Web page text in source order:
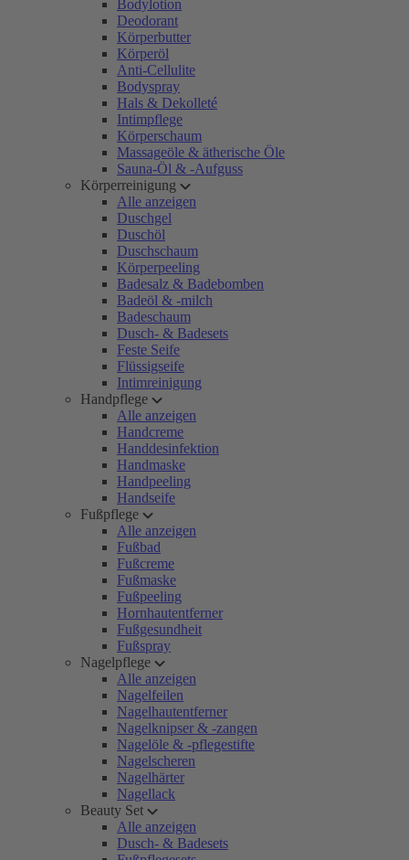
Bodylotion
Deodorant
Körperbutter
Körperöl
Anti-Cellulite
Bodyspray
Hals & Dekolleté
Intimpflege
Körperschaum
Massageöle & ätherische Öle
Sauna-Öl & -Aufguss
Körperreinigung
Alle anzeigen
Duschgel
Duschöl
Duschschaum
Körperpeeling
Badesalz & Badebomben
Badeöl & -milch
Badeschaum
Dusch- & Badesets
Feste Seife
Flüssigseife
Intimreinigung
Handpflege
Alle anzeigen
Handcreme
Handdesinfektion
Handmaske
Handpeeling
Handseife
Fußpflege
Alle anzeigen
Fußbad
Fußcreme
Fußmaske
Fußpeeling
Hornhautentferner
Fußgesundheit
Fußspray
Nagelpflege
Alle anzeigen
Nagelfeilen
Nagelhautentferner
Nagelknipser & -zangen
Nagelöle & -pflegestifte
Nagelscheren
Nagelhärter
Nagellack
Beauty Set
Alle anzeigen
Dusch- & Badesets